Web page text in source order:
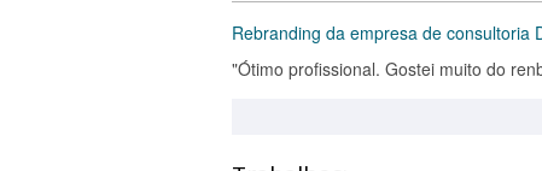
Rebranding da empresa de consultoria
"Ótimo profissional. Gostei muito do